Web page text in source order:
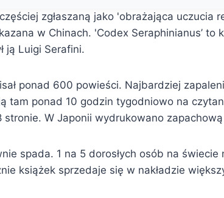
zgłaszaną jako 'obrażająca uczucia
w Chinach. 'Codex Seraphinianus’ to
ją Luigi Serafini.
ponad 600 powieści. Najbardziej
tam ponad 10 godzin tygodniowo na
stronie. W Japonii wydrukowano
spada. 1 na 5 dorosłych osób na
książek sprzedaje się w nakładzie